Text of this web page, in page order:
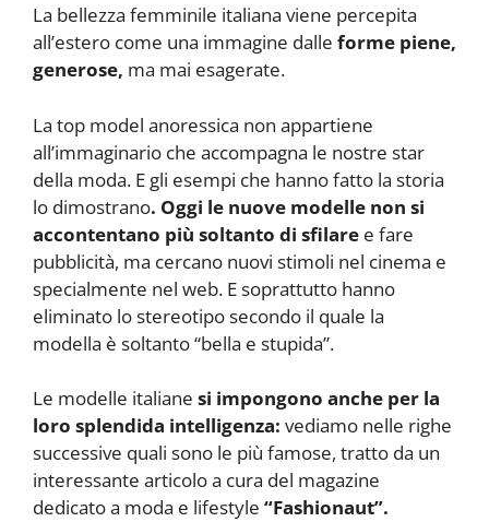
La bellezza femminile italiana viene percepita
all’estero come una immagine dalle forme piene,
generose, ma mai esagerate.
La top model anoressica non appartiene
all’immaginario che accompagna le nostre star
della moda. E gli esempi che hanno fatto la storia
lo dimostrano. Oggi le nuove modelle non si
accontentano più soltanto di sfilare e fare
pubblicità, ma cercano nuovi stimoli nel cinema e
specialmente nel web. E soprattutto hanno
eliminato lo stereotipo secondo il quale la
modella è soltanto “bella e stupida”.
Le modelle italiane si impongono anche per la
loro splendida intelligenza: vediamo nelle righe
successive quali sono le più famose, tratto da un
interessante articolo a cura del magazine
dedicato a moda e lifestyle “Fashionaut”.